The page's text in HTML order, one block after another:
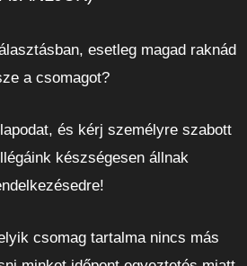
esetleg magad raknád
a csomagot?
és kérj személyre szabott
készségesen állnak
csomag tartalma nincs más